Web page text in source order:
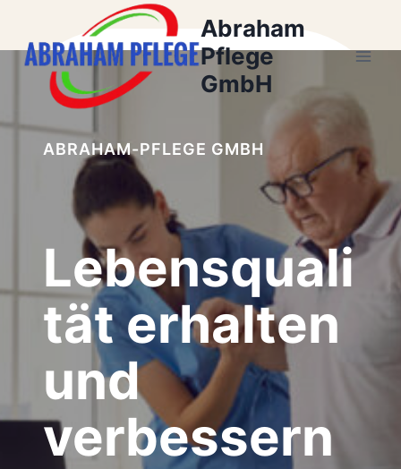
springen
Abraham
Pflege
GmbH
ABRAHAM-PFLEGE GMBH
Lebensquali
tät erhalten
und
verbessern